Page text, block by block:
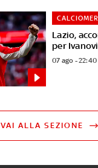
Lazio,
per
07 ago - 22:40
VAI ALLA SEZIONE